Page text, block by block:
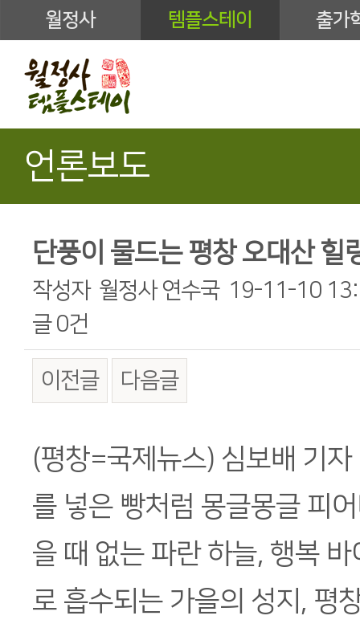
월정사 템플스테이 출가
언론보도
단풍이 물드는 평창 오대산 힐
작성자 월정사 연수국 19-11-10
글 0건
이전글 다음글
(평창=국제뉴스) 심보배 기
를 넣은 빵처럼 몽글몽글 피
을 때 없는 파란 하늘, 행복
로 흡수되는 가을의 성지, 평